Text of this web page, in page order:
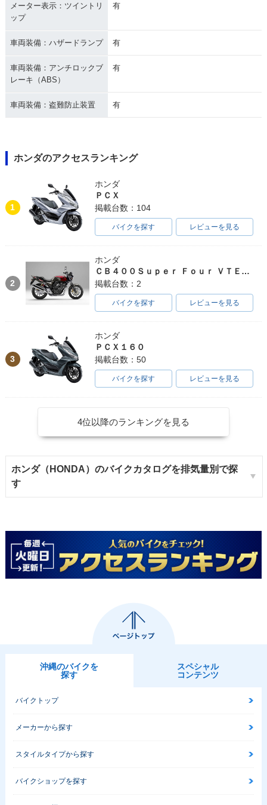
メーター表示：ツイントリ
ップ
有
車両装備：ハザードランプ 有
車両装備：アンチロックブ
レーキ（ABS）
有
車両装備：盗難防止装置 有
ホンダのアクセスランキング
1
ホンダ
ＰＣＸ
掲載台数：104
バイクを探す レビューを見る
2
ホンダ
ＣＢ４００Ｓｕｐｅｒ Ｆｏｕｒ ＶＴＥＣ ＳＰＥＣ３
掲載台数：2
バイクを探す レビューを見る
3
ホンダ
ＰＣＸ１６０
掲載台数：50
バイクを探す レビューを見る
4位以降のランキングを見る
ホンダ（HONDA）のバイクカタログを排気量別で探
す
沖縄のバイクを
探す
スペシャル
コンテンツ
バイクトップ
メーカーから探す
スタイルタイプから探す
バイクショップを探す